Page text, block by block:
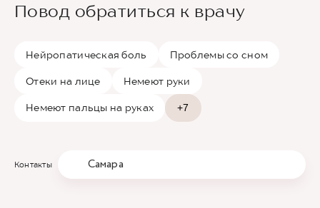
Повод обратиться к врачу
Нейропатическая боль Проблемы со сном
Отеки на лице Немеют руки
Немеют пальцы на руках +7
Контакты Самара